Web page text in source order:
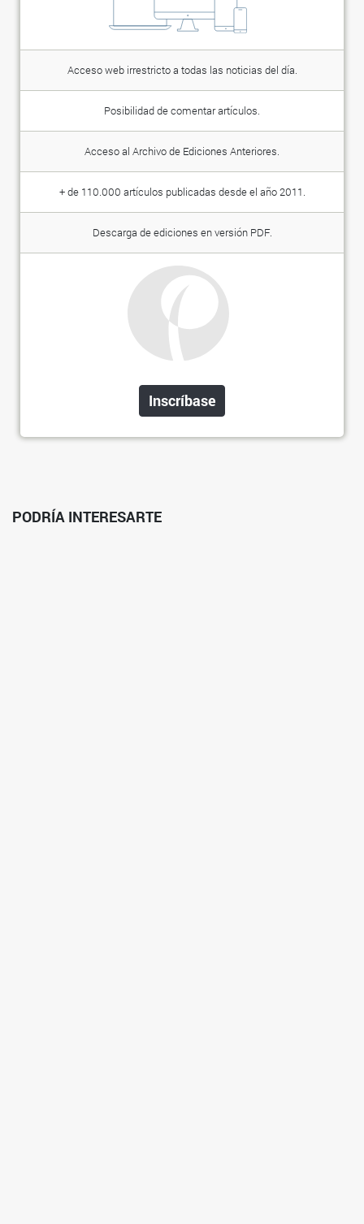
Acceso web irrestricto a todas las noticias del día.
Posibilidad de comentar artículos.
Acceso al Archivo de Ediciones Anteriores.
+ de 110.000 artículos publicadas desde el año 2011.
Descarga de ediciones en versión PDF.
Inscríbase
PODRÍA INTERESARTE